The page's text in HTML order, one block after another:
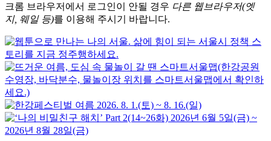
크롬 브라우저에서 로그인이 안될 경우 다른 웹브라우저(엣
지, 웨일 등)를 이용해 주시기 바랍니다.